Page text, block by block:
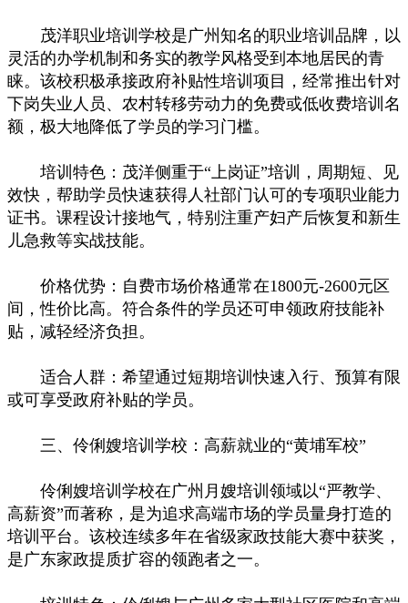
茂洋职业培训学校是广州知名的职业培训品牌，以
灵活的办学机制和务实的教学风格受到本地居民的青
睐。该校积极承接政府补贴性培训项目，经常推出针对
下岗失业人员、农村转移劳动力的免费或低收费培训名
额，极大地降低了学员的学习门槛。
培训特色：茂洋侧重于“上岗证”培训，周期短、见
效快，帮助学员快速获得人社部门认可的专项职业能力
证书。课程设计接地气，特别注重产妇产后恢复和新生
儿急救等实战技能。
价格优势：自费市场价格通常在1800元-2600元区
间，性价比高。符合条件的学员还可申领政府技能补
贴，减轻经济负担。
适合人群：希望通过短期培训快速入行、预算有限
或可享受政府补贴的学员。
三、伶俐嫂培训学校：高薪就业的“黄埔军校”
伶俐嫂培训学校在广州月嫂培训领域以“严教学、
高薪资”而著称，是为追求高端市场的学员量身打造的
培训平台。该校连续多年在省级家政技能大赛中获奖，
是广东家政提质扩容的领跑者之一。